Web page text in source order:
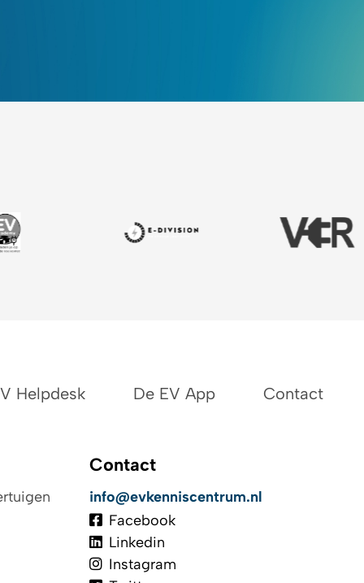
Helpdesk De EV App Contact
Contact
info@evkenniscentrum.nl
Facebook
Linkedin
Instagram